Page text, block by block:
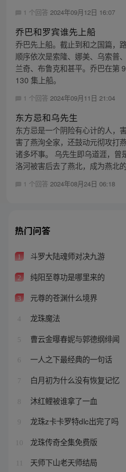
1 个回答 2024年09月12日 16:07
乔巴和罗宾谁先上船
乔巴先上船。截止到和之国篇，
顺序依次是索隆、娜美、乌索普
兰奇、布鲁克和甚平。乔巴在第
130 集上船。
1 个回答 2024年09月11日 21:04
东方忌和乌先生
东方忌是一个阴险有心计的人，
害了燕洵全家，还鼓动元彻攻打
诸多坏事。 乌先生即乌道涯，曾
洛河被害后去了燕北，成为燕北
1 个回答 2024年08月24日 06:18
热门问答
1 斗罗大陆魂师对决九游
2 纯阳至尊功是哪里来的
3 元尊的苍渊什么境界
4 龙珠魔法
5 曹云金曝春妮与郭德纲绯闻
6 一人之下最经典的一句话
7 白月初为什么没有恢复记忆
8 沐红鲤被谁拿了一血
9 龙珠z卡卡罗特dlc出完了吗
10 龙珠传奇全集免费版
天师下山老天师结局